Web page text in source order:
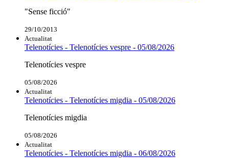
"Sense ficció"
29/10/2013
Actualitat
Telenotícies - Telenotícies vespre - 05/08/2026
Telenotícies vespre
05/08/2026
Actualitat
Telenotícies - Telenotícies migdia - 05/08/2026
Telenotícies migdia
05/08/2026
Actualitat
Telenotícies - Telenotícies migdia - 06/08/2026